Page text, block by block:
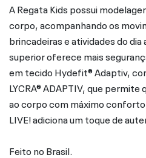
A Regata Kids possui
corpo, acompanhando os
brincadeiras e atividades do
superior oferece mais
em tecido Hydefit® Adaptiv,
LYCRA® ADAPTIV, que
ao corpo com máximo
LIVE! adiciona um toque de
Feito no Brasil.